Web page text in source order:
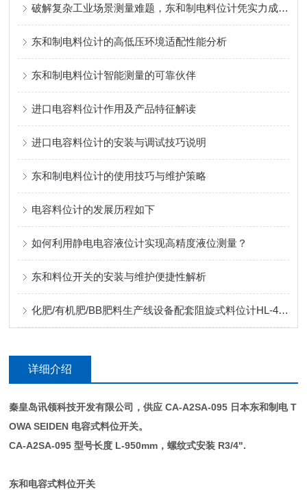
破解复杂工业场景测量难题，东和制电料位计凭实力成为可靠选择
东和制电料位计的高低压环境适配性能分析
东和制电料位计智能测量的可靠伙伴
进口电容料位计作用及产品特征解读
进口电容料位计的安装与调试技巧说明
东和制电料位计的使用技巧与维护策略
电容料位计的发展历程如下
如何利用静电电容液位计实现高精度液位测量？
东和料位开关的安装与维护便捷性解析
化肥/有机肥/BB肥料生产线设备配套阻旋式料位计HL-400
详细介绍
秦皇岛讯领科技开发有限公司，供应 CA-A2SA-095 日本东和制电 T
OWA SEIDEN 电容式料位开关。
CA-A2SA-095型号长度 L-950mm，螺纹式安装 R3/4".
东和电容式料位开关